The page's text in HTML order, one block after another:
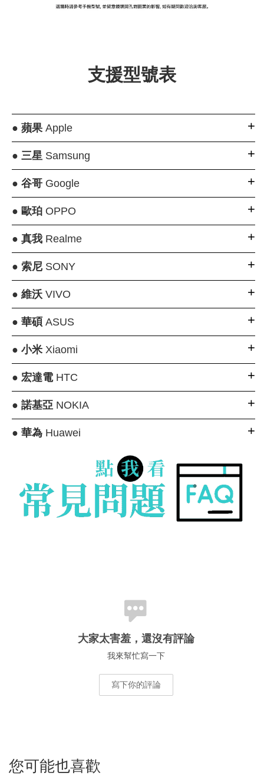
+NT$ 159
-
支援型號表
● 蘋果Apple
● 三星Samsung
● 谷哥Google
● 歐珀OPPO
● 真我Realme
● 索尼SONY
● 維沃VIVO
● 華碩 ASUS
● 小米Xiaomi
● 宏達電HTC
● 諾基亞NOKIA
● 華為Huawei
大家太害羞，還沒有評論
我來幫忙寫一下
寫下你的評論
您可能也喜歡